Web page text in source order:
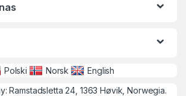
Polski Norsk
English
Ramstadsletta 24, 1363 Høvik, Norwegia.